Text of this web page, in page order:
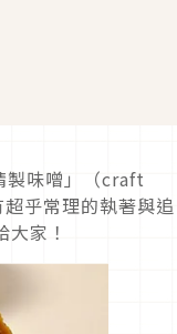
製味噌」（craft
乎常理的執著與追
家！